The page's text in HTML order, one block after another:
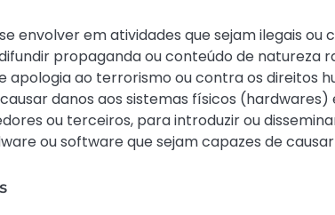
envolver em atividades que sejam ilegais
propaganda ou conteúdo de natureza
apologia ao terrorismo ou contra os direitos
danos aos sistemas físicos
ou terceiros, para introduzir ou
ou software que sejam capazes de